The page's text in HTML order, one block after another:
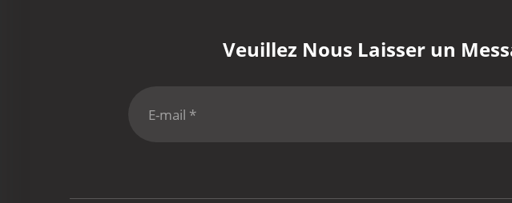
Veuillez Nous Laisser un